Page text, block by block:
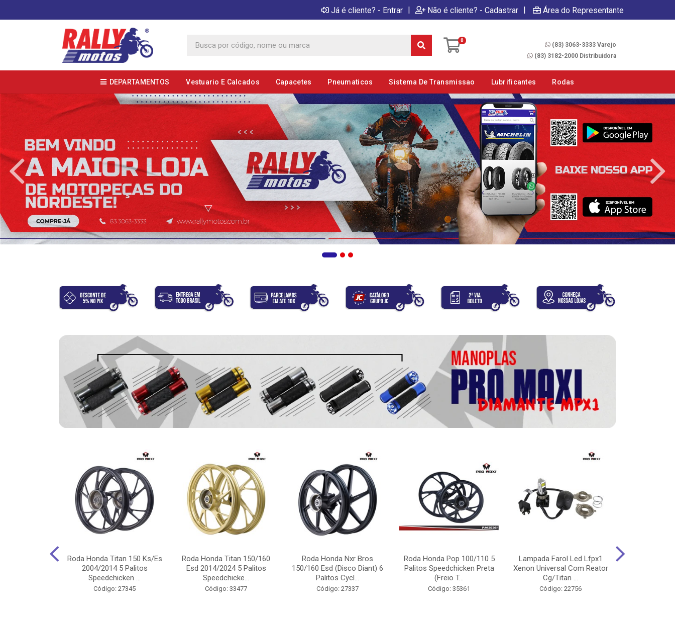
Já é cliente? - Entrar | Não é cliente? - Cadastrar | Área do Representante
0
(83) 3063-3333 Varejo
(83) 3182-2000 Distribuidora
DEPARTAMENTOS Vestuario E Calcados Capacetes Pneumaticos Sistema De Transmissao Lubrificantes Rodas
Roda Honda Titan 150 Ks/Es
2004/2014 5 Palitos
Speedchicken ...
Código: 27345
Roda Honda Titan 150/160
Esd 2014/2024 5 Palitos
Speedchicke...
Código: 33477
Roda Honda Nxr Bros
150/160 Esd (Disco Diant) 6
Palitos Cycl...
Código: 27337
Roda Honda Pop 100/110 5
Palitos Speedchicken Preta
(Freio T...
Código: 35361
Lampada Farol Led Lfpx1
Xenon Universal Com Reator
Cg/Titan ...
Código: 22756